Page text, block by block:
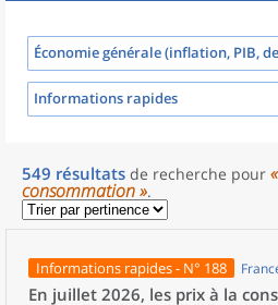
Économie générale (inflation, PIB,
Informations rapides
549 résultats de recherche pour
consommation ».
Informations rapides - N° 188
En juillet 2026, les prix à la